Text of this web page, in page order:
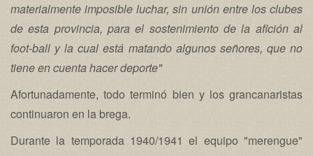
materialmente imposible luchar, sin unión entre los clubes
de esta provincia, para el sostenimiento de la afición al
foot-ball y la cual está matando algunos señores, que no
tiene en cuenta hacer deporte"
Afortunadamente, todo terminó bien y los grancanaristas
continuaron en la brega.
Durante la temporada 1940/1941 el equipo "merengue"